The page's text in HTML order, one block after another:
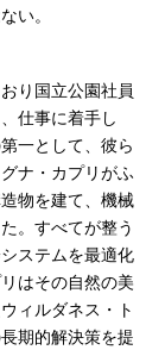
い。
り国立公園社員
仕事に着手し
一として、彼ら
ナ・カプリがふ
物を建て、機械
。すべてが整う
ステムを最適化
はその自然の美
ィルダネス・ト
期的解決策を提